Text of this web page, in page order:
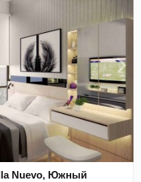
Nuevo, Южный